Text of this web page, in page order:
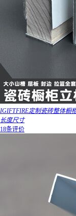
IGIFTFIRE定制瓷砖整体橱
长度尺寸
18条评价